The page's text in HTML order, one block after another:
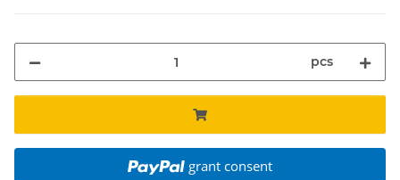
pcs
grant consent